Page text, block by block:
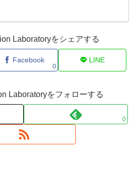
Laboratoryをシェアする
Facebook
0
LINE
Laboratoryをフォローする
0